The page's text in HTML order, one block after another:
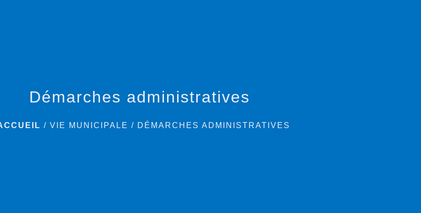
Démarches administratives
/VIE MUNICIPALE / DÉMARCHES ADMINISTRATIVES